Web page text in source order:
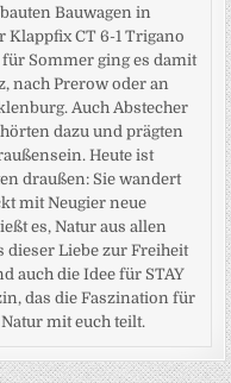
Bauwagen in
Klappfix CT 6-1 Trigano
Sommer ging es damit
nach Prerow oder an
Auch Abstecher
dazu und prägten
Heute ist
draußen: Sie wandert
mit Neugier neue
es, Natur aus allen
Liebe zur Freiheit
auch die Idee für STAY
das die Faszination für
mit euch teilt.